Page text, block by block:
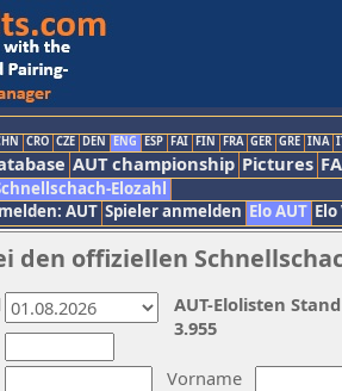
CRO CZE DEN ENG ESP FAI FIN FRA GER GRE INA
AUT championship Pictures
Elozahl
AUT Spieler anmelden Elo AUT
den offiziellen
Vorname
AUT-Elolisten
3.955